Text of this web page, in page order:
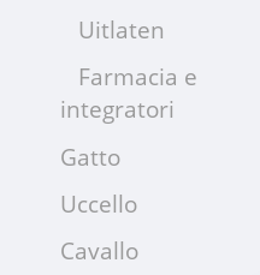
Uitlaten
Farmacia e
integratori
Gatto
Uccello
Cavallo